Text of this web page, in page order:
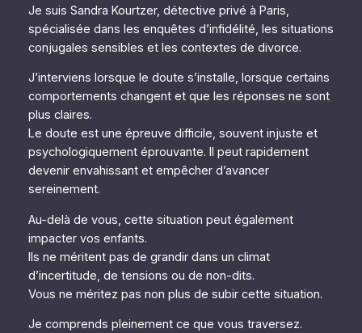
Je suis Sandra Kourtzer, détective privé à Paris,
spécialisée dans les enquêtes d’infidélité, les situations
conjugales sensibles et les contextes de divorce.
J’interviens lorsque le doute s’installe, lorsque certains
comportements changent et que les réponses ne sont
plus claires.
Le doute est une épreuve difficile, souvent injuste et
psychologiquement éprouvante. Il peut rapidement
devenir envahissant et empêcher d’avancer
sereinement.
Au-delà de vous, cette situation peut également
impacter vos enfants.
Ils ne méritent pas de grandir dans un climat
d’incertitude, de tensions ou de non-dits.
Vous ne méritez pas non plus de subir cette situation.
Je comprends pleinement ce que vous traversez.